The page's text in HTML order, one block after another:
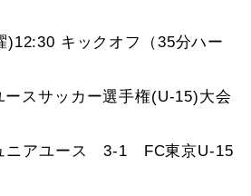
)12:30 キックオフ（35分ハー
スサッカー選手権(U-15)大会
ニアユース 3-1 FC東京U-15